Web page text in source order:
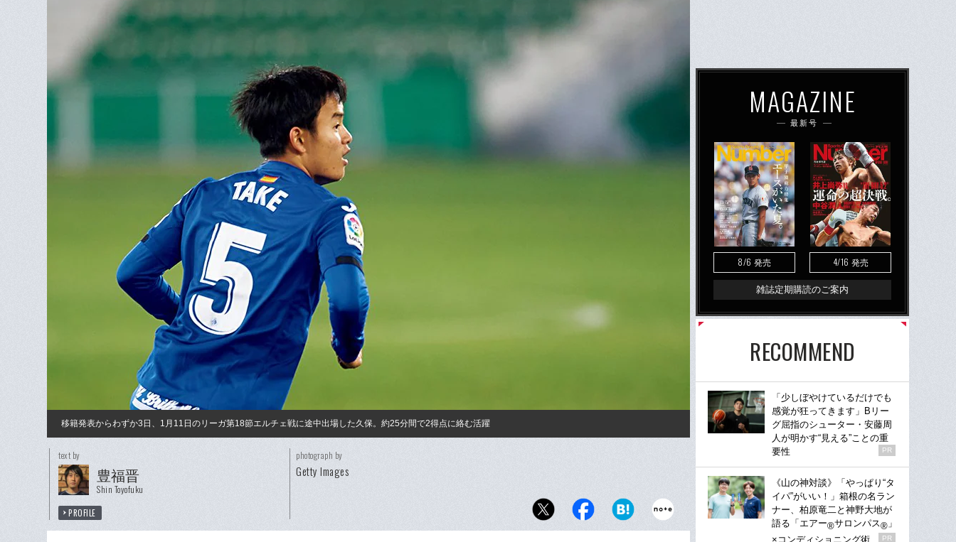
移籍発表からわずか3日、1月11日のリーガ第18節エルチェ戦に途中出場した久保。約25分間で2得点に絡む活躍
text by
豊福晋
Shin Toyofuku
PROFILE
photograph by
Getty Images
MAGAZINE
最新号
8/6 発売 4/16 発売
雑誌定期購読のご案内
RECOMMEND
「少しぼやけているだけでも
感覚が狂ってきます」Bリー
グ屈指のシューター・安藤周
人が明かす“見える”ことの重
要性
PR
《山の神対談》「やっぱり“タ
イパ”がいい！」箱根の名ラン
ナー、柏原竜二と神野大地が
語る「エアー®サロンパス® 」
×コンディショニング術
PR